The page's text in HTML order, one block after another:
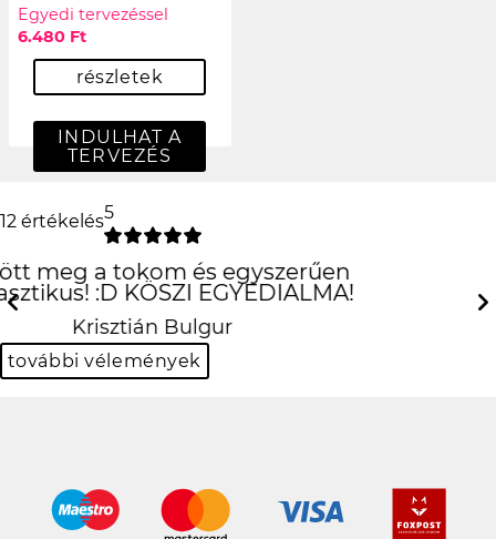
Egyedi tervezéssel
6.480 Ft
részletek
INDULHAT A
TERVEZÉS
12 értékelés5
Csak is az iPhone!
:D
Hanna Fehér
Previous
további vélemények